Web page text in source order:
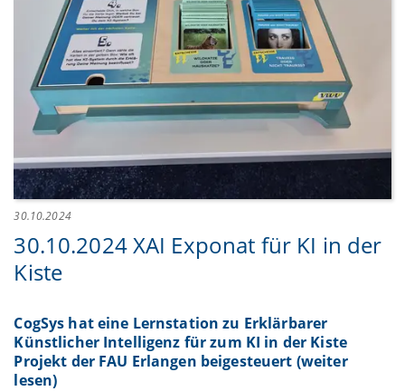
30.10.2024
30.10.2024 XAI Exponat für KI in der
Kiste
CogSys hat eine Lernstation zu Erklärbarer
Künstlicher Intelligenz für zum KI in der Kiste
Projekt der FAU Erlangen beigesteuert (weiter
lesen)